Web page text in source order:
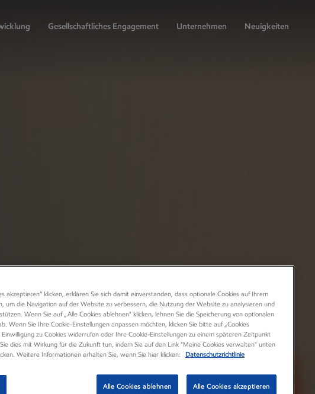
Gesellschaftliches Engagement Unternehmen Neuigkeiten
akzeptieren“ klicken, erklären Sie sich damit einverstanden, dass optionale Cookies auf Ihrem
um die Navigation auf der Website zu verbessern, die Nutzung der Website zu analysieren und
Wenn Sie auf „Alle Cookies ablehnen" klicken, lehnen Sie die Speicherung von optionalen
Wenn Sie Ihre Cookie-Einstellungen anpassen möchten, klicken Sie bitte auf „Cookies
Einwilligung zu Cookies widerrufen oder Ihre Cookie-Einstellungen zu einem späteren Zeitpunkt
dies mit Wirkung für die Zukunft tun, indem Sie auf den Link "Meine Cookies verwalten" unten
Weitere Informationen erhalten Sie, wenn Sie hier klicken:
Datenschutzrichtlinie
Alle Cookies ablehnen Alle Cookies akzeptieren